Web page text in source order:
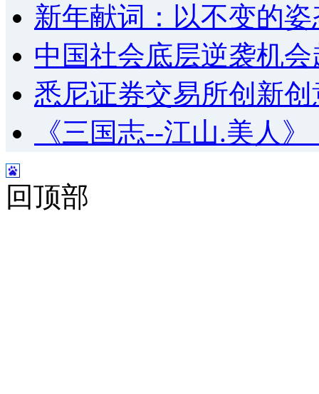
新年献词：以不变的
中国社会底层逆袭机
悉尼证券交易所创新
《三国志--江山.美人
回顶部